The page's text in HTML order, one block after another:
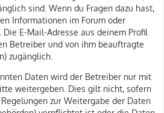
sind. Wenn du Fragen dazu hast,
Informationen im Forum oder
E-Mail-Adresse aus deinem Profil
Betreiber und von ihm beauftragte
zugänglich.
Daten wird der Betreiber nur mit
weitergeben. Dies gilt nicht, sofern
zur Weitergabe der Daten